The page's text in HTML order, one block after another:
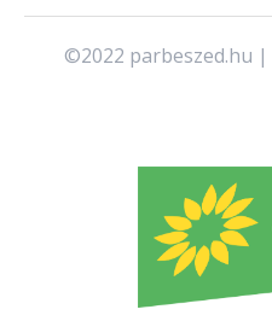
©2022 parbeszed.hu